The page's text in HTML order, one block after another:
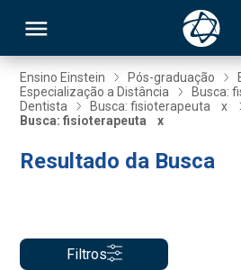
Ensino Einstein Pós-graduação
Especialização a Distância
Busca:
Dentista
Busca: fisioterapeuta x
Busca: fisioterapeuta
x
Resultado da Busca
Filtros